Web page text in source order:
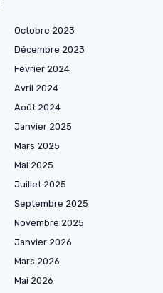
Octobre 2023
Décembre 2023
Février 2024
Avril 2024
Août 2024
Janvier 2025
Mars 2025
Mai 2025
Juillet 2025
Septembre 2025
Novembre 2025
Janvier 2026
Mars 2026
Mai 2026